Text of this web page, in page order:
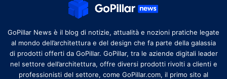
GoPillar News è il blog di notizie, attualità e nozioni pratiche legate
al mondo dell’architettura e del design che fa parte della galassia
di prodotti offerti da GoPillar. GoPillar, tra le aziende digitali leader
nel settore dell’architettura, offre diversi prodotti rivolti a clienti e
professionisti del settore, come GoPillar.com, il primo sito al